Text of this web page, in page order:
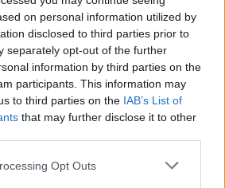
on personal information utilized by
disclosed to third parties prior to
separately opt-out of the further
information by third parties on the
participants. This information may
to third parties on the IAB’s List of
that may further disclose it to other
Opt Outs
pe septembrie arată crunt:
n-a tăiat cheltuielile, ci le-a
mai mari costuri ale statului